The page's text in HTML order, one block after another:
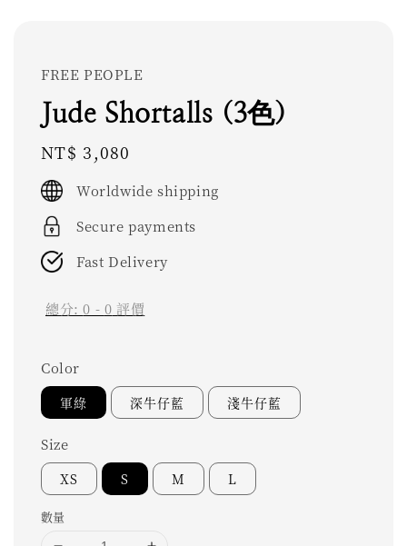
FREE PEOPLE
Jude Shortalls (3色)
Regular
price
NT$ 3,080
Worldwide shipping
Secure payments
Fast Delivery
總分:0 - 0 評價
Color
軍綠 深牛仔藍 淺牛仔藍
Size
XS S M L
數量